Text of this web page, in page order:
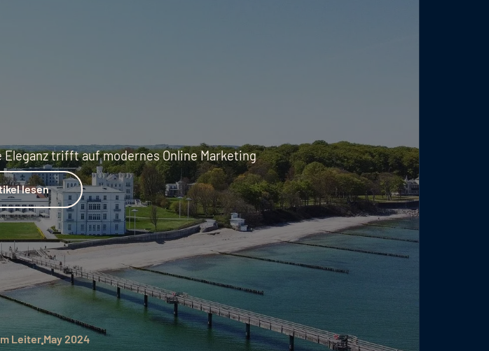
trifft auf modernes Online Marketing
lesen
Leiter May 2024